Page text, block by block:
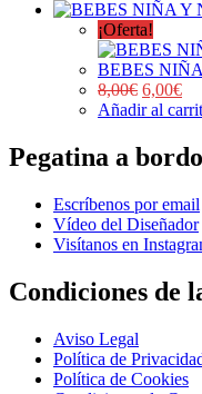
¡Oferta!
BEBES
8,00€ 6,00€
Añadir al
Pegatina a bordo
Escríbenos por email
Vídeo del Diseñador
Visítanos en
Condiciones de
Aviso Legal
Política de
Política de Cookies